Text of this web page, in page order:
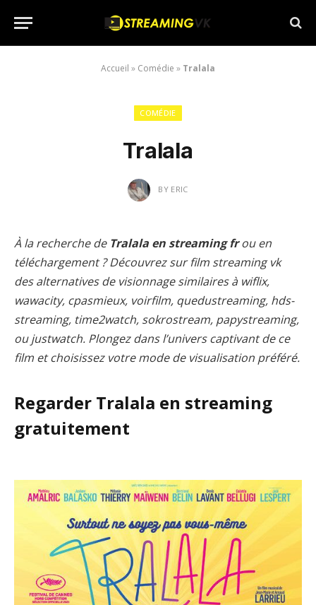
Accueil » Comédie » Tralala
COMÉDIE
Tralala
BY ERIC
À la recherche de Tralala en streaming frou en
téléchargement ? Découvrez sur film streaming vk
des alternatives de visionnage similaires à wiflix,
wawacity, cpasmieux, voirfilm, quedustreaming, hds-
streaming, time2watch, sokrostream, papystreaming,
ou justwatch. Plongez dans l’univers captivant de ce
film et choisissez votre mode de visualisation préféré.
Regarder Tralala en streaming
gratuitement